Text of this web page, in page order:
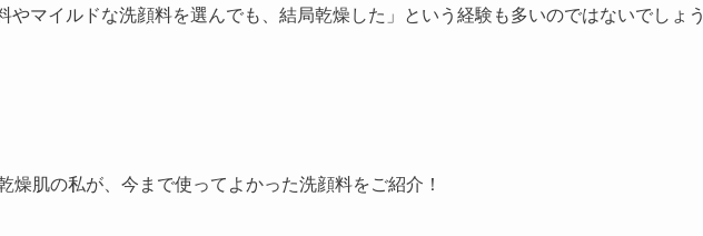
やマイルドな洗顔料を選んでも、結局乾燥した」という経験も多いのではないでしょう
燥肌の私が、今まで使ってよかった洗顔料をご紹介！